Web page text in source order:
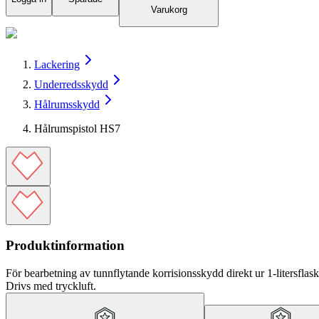
Varukorg
Lackering
Underredsskydd
Hålrumsskydd
Hålrumspistol HS7
Produktinformation
För bearbetning av tunnflytande korrisionsskydd direkt ur 1-
Drivs med tryckluft.